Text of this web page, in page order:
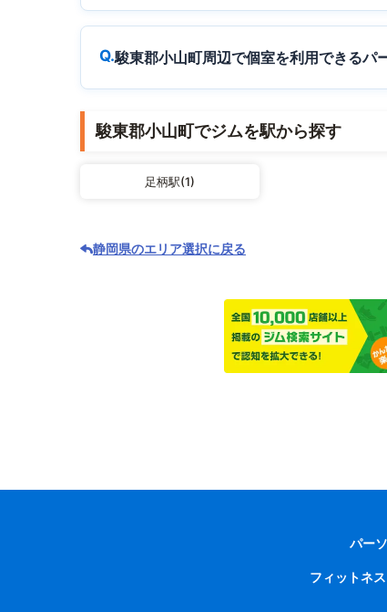
駿東郡小山町周辺で個室を利用できるパ
駿東郡小山町でジムを駅から探す
足柄駅(1)
静岡県のエリア選択に戻る
パー
フィットネ